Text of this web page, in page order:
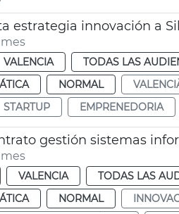
estrategia innovación a
VALENCIA TODAS LAS
NORMAL
STARTUP EMPRENEDORIA
VALENCIA TODAS LAS
NORMAL